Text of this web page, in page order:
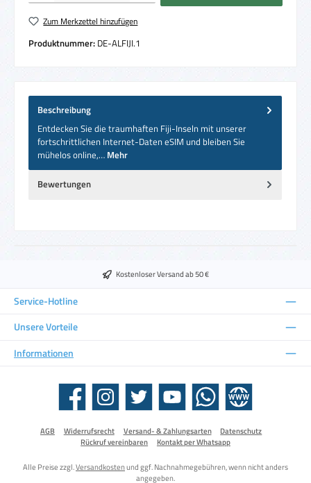
Zum Merkzettel hinzufügen
Produktnummer: DE-ALFIJI.1
Beschreibung
Entdecken Sie die traumhaften Fiji-Inseln mit unserer
fortschrittlichen Internet-Daten eSIM und bleiben Sie
mühelos online,… Mehr
Bewertungen
Kostenloser Versand ab 50 €
Service-Hotline
Unsere Vorteile
Informationen
Facebook Instagram Twitter YouTube WhatsApp Website
AGB Widerrufsrecht Versand- & Zahlungsarten
Datenschutz
Rückruf vereinbaren
Kontakt per Whatsapp
Alle Preise zzgl.Versandkostenund ggf. Nachnahmegebühren, wenn nicht anders
angegeben.